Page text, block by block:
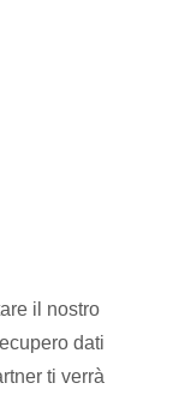
il nostro
dati
ti verrà